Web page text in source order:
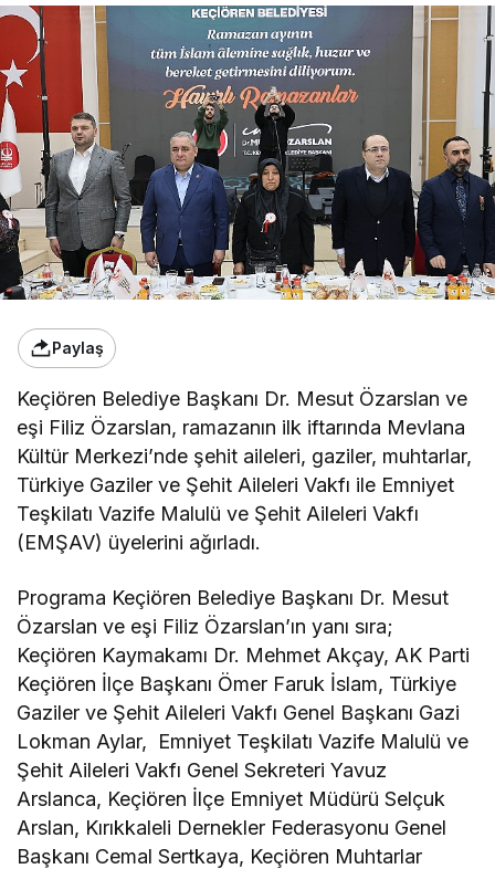
Paylaş
Keçiören Belediye Başkanı Dr. Mesut Özarslan ve
eşi Filiz Özarslan, ramazanın ilk iftarında Mevlana
Kültür Merkezi’nde şehit aileleri, gaziler, muhtarlar,
Türkiye Gaziler ve Şehit Aileleri Vakfı ile Emniyet
Teşkilatı Vazife Malulü ve Şehit Aileleri Vakfı
(EMŞAV) üyelerini ağırladı.
Programa Keçiören Belediye Başkanı Dr. Mesut
Özarslan ve eşi Filiz Özarslan’ın yanı sıra;
Keçiören Kaymakamı Dr. Mehmet Akçay, AK Parti
Keçiören İlçe Başkanı Ömer Faruk İslam, Türkiye
Gaziler ve Şehit Aileleri Vakfı Genel Başkanı Gazi
Lokman Aylar, Emniyet Teşkilatı Vazife Malulü ve
Şehit Aileleri Vakfı Genel Sekreteri Yavuz
Arslanca, Keçiören İlçe Emniyet Müdürü Selçuk
Arslan, Kırıkkaleli Dernekler Federasyonu Genel
Başkanı Cemal Sertkaya, Keçiören Muhtarlar